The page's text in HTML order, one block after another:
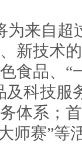
来自超
新技术
食品、“
科技服
体系；
师赛”等